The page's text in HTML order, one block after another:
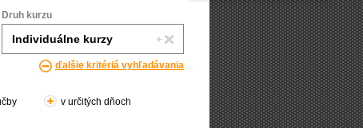
Druh kurzu
ďalšie kritériá vyhľadávania
v určitých dňoch